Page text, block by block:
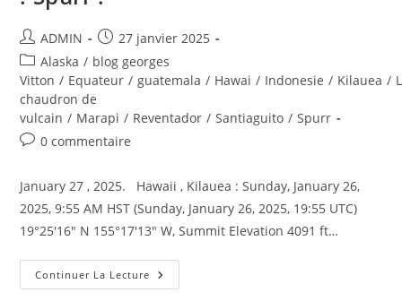
Auteur/autrice
de
la
publication :
ADMIN
Publication
publiée :
27 janvier 2025
Post
category:
Alaska / blog georges
Vitton / Equateur / guatemala / Hawai / Indonesie / Kilauea /
chaudron de
vulcain / Marapi / Reventador / Santiaguito / Spurr
Commentaires
publication :
0 commentaire
January 27 , 2025. Hawaii , Kilauea : Sunday, January 26,
2025, 9:55 AM HST (Sunday, January 26, 2025, 19:55 UTC)
19°25'16" N 155°17'13" W, Summit Elevation 4091 ft…
Continuer La Lecture January
27,